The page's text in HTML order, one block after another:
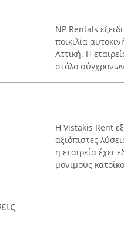
NP Rentals
ποικιλία
Αττική. Η
στόλο
Η Vistakis Rent
αξιόπιστες
η εταιρεία έχει
μόνιμους